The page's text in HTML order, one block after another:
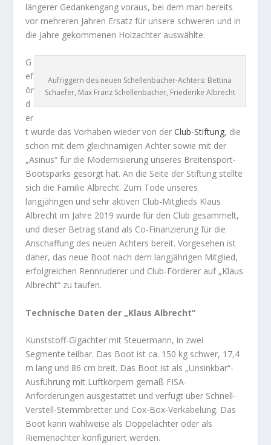
längerer Gedankengang voraus, bei dem man bereits
vor mehreren Jahren Ersatz für unsere schweren und in
die Jahre gekommenen Holzachter auswählte.
Aufriggern des neuen Schellenbacher-Achters: Bettina
Schaefer, Max Franz Schellenbacher, Friederike Albrecht
G
ef
ör
d
er
t wurde das Vorhaben wieder von derClub-Stiftung, die
schon mit dem gleichnamigen Achter sowie mit der
„Asinus“ für die Modernisierung unseres Breitensport-
Bootsparks gesorgt hat. An die Seite der Stiftung stellte
sich die Familie Albrecht. Zum Tode unseres
langjährigen und sehr aktiven Club-Mitglieds Klaus
Albrecht im Jahre 2019 wurde für den Club gesammelt,
und dieser Betrag stand als Co-Finanzierung für die
Anschaffung des neuen Achters bereit. Vorgesehen ist
daher, das neue Boot nach dem langjährigen Mitglied,
erfolgreichen Rennruderer und Club-Förderer auf „Klaus
Albrecht“ zu taufen.
Technische Daten der „Klaus Albrecht“
Kunststoff-Gigachter mit Steuermann, in zwei
Segmente teilbar. Das Boot ist ca. 150 kg schwer, 17,4
m lang und 86 cm breit. Das Boot ist als „Unsinkbar“-
Ausführung mit Luftkörpern gemäß FISA-
Anforderungen ausgestattet und verfügt über Schnell-
Verstell-Stemmbretter und Cox-Box-Verkabelung. Das
Boot kann wahlweise als Doppelachter oder als
Riemenachter konfiguriert werden.